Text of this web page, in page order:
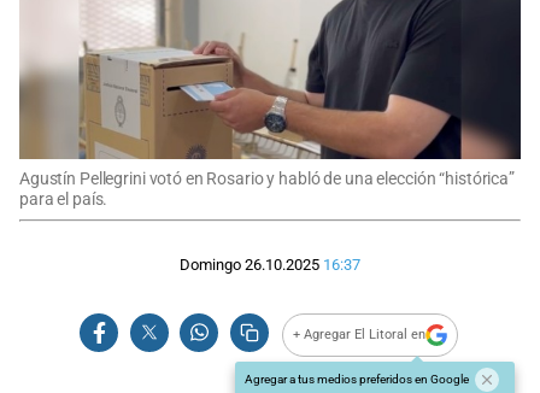
Agustín Pellegrini votó en Rosario y habló de una elección “histórica”
para el país.
Domingo 26.10.2025 16:37
+ Agregar El Litoral en
Agregar a tus medios preferidos en Google